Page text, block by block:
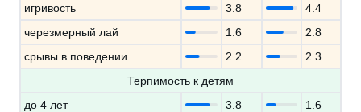
игривость
3.8
4.4
черезмерный лай
1.6
2.8
срывы в поведении
2.2
2.3
Терпимость к детям
до 4 лет
3.8
1.6